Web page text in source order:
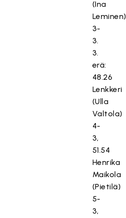
(Ina
Leminen)
3-
3.
3.
erä:
48.26
Lenkkeri
(Ulla
Valtola)
4-
3,
51.54
Henrika
Maikola
(Pietilä)
5-
3,